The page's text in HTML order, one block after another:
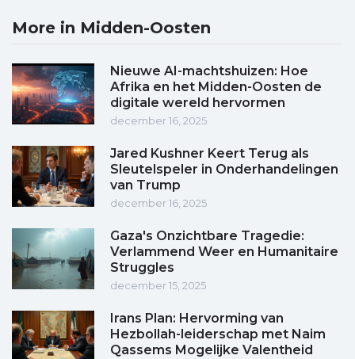
More in Midden-Oosten
Nieuwe AI-machtshuizen: Hoe
Afrika en het Midden-Oosten de
digitale wereld hervormen
december 16, 2025
Jared Kushner Keert Terug als
Sleutelspeler in Onderhandelingen
van Trump
december 16, 2025
Gaza's Onzichtbare Tragedie:
Verlammend Weer en Humanitaire
Struggles
december 15, 2025
Irans Plan: Hervorming van
Hezbollah-leiderschap met Naim
Qassems Mogelijke Valentheid